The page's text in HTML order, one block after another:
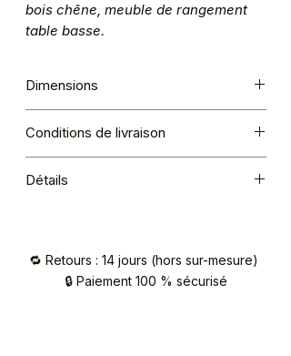
bois chêne, meuble de rangement
table basse.
Dimensions
Conditions de livraison
(Vaucresson 92420)
la région parisienne. Il vous suffit de
me faire la demande pour programmer
Détails
🔁 Retours : 14 jours (hors sur-mesure)
🔒 Paiement 100 % sécurisé